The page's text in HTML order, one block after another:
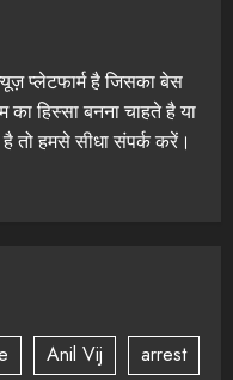
प्लेटफार्म है जिसका बेस
हिस्सा बनना चाहते है या
तो हमसे सीधा संपर्क करें।
Anil Vij
arrest